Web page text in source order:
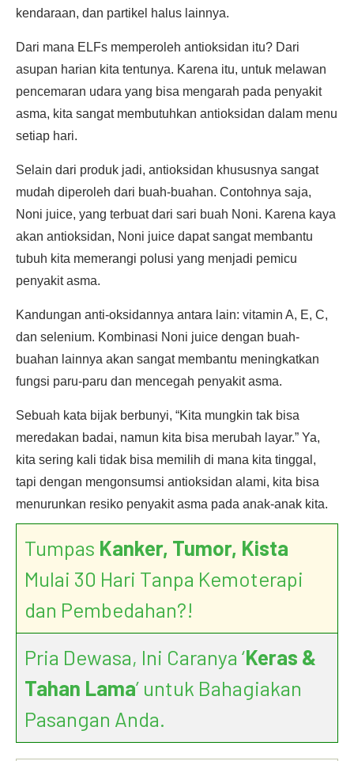
kendaraan, dan partikel halus lainnya.
Dari mana ELFs memperoleh antioksidan itu? Dari
asupan harian kita tentunya. Karena itu, untuk melawan
pencemaran udara yang bisa mengarah pada penyakit
asma, kita sangat membutuhkan antioksidan dalam menu
setiap hari.
Selain dari produk jadi, antioksidan khususnya sangat
mudah diperoleh dari buah-buahan. Contohnya saja,
Noni juice, yang terbuat dari sari buah Noni. Karena kaya
akan antioksidan, Noni juice dapat sangat membantu
tubuh kita memerangi polusi yang menjadi pemicu
penyakit asma.
Kandungan anti-oksidannya antara lain: vitamin A, E, C,
dan selenium. Kombinasi Noni juice dengan buah-
buahan lainnya akan sangat membantu meningkatkan
fungsi paru-paru dan mencegah penyakit asma.
Sebuah kata bijak berbunyi, “Kita mungkin tak bisa
meredakan badai, namun kita bisa merubah layar.” Ya,
kita sering kali tidak bisa memilih di mana kita tinggal,
tapi dengan mengonsumsi antioksidan alami, kita bisa
menurunkan resiko penyakit asma pada anak-anak kita.
Tumpas Kanker, Tumor, Kista
Mulai 30 Hari Tanpa Kemoterapi
dan Pembedahan?!
Pria Dewasa, Ini Caranya ‘Keras &
Tahan Lama’ untuk Bahagiakan
Pasangan Anda.